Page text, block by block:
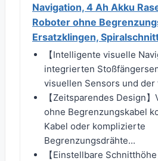
Navigation, 4 Ah Akku
Roboter ohne
Ersatzklingen,
【Intelligente visuelle
integrierten
visuellen Sensors und
【Zeitsparendes Design
ohne Begrenzungskabel
Kabel oder komplizierte
Begrenzungsdrähte...
【Einstellbare